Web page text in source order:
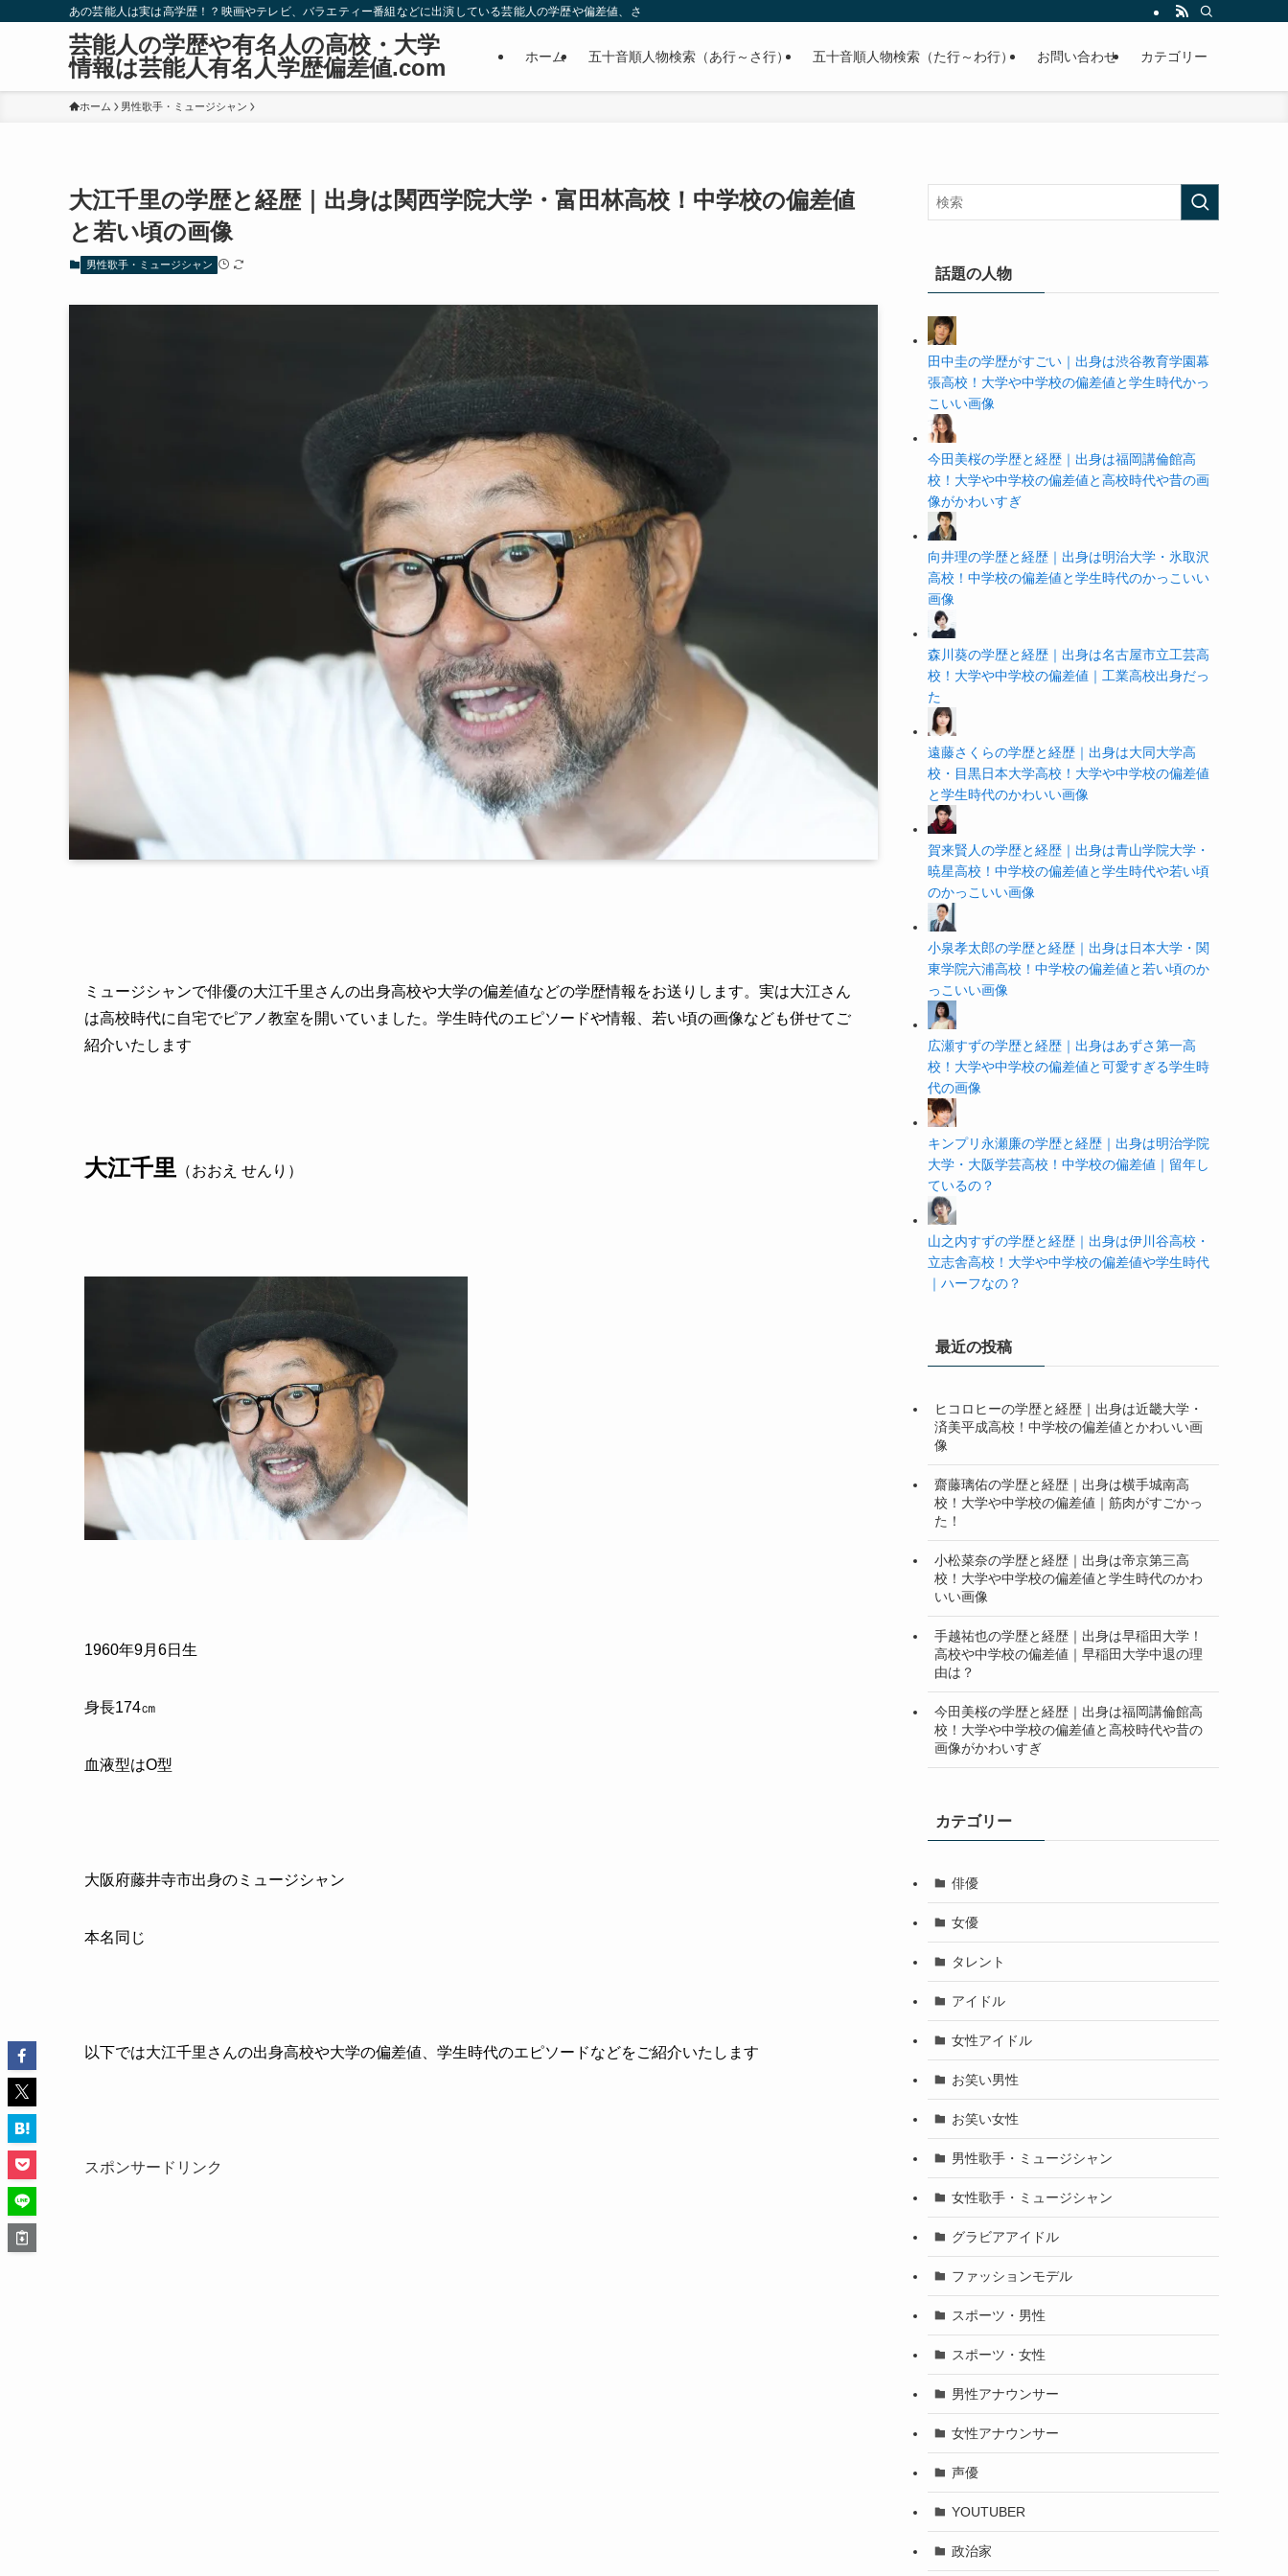
あの芸能人は実は高学歴！？映画やテレビ、バラエティー番組などに出演している芸能人の学歴や偏差値、さらに政治家やスポーツ選手などの有名人の学歴や高校・大学の偏差値まで紹介していきます。
芸能人の学歴や有名人の高校・大学
情報は芸能人有名人学歴偏差値.com
ホーム 五十音順人物検索（あ行～さ行） 五十音順人物検索（た行～わ行） お問い合わせ カテゴリー
ホーム 男性歌手・ミュージシャン
大江千里の学歴と経歴｜出身は関西学院大学・富田林高校！中学校の偏差値
と若い頃の画像
男性歌手・ミュージシャン
ミュージシャンで俳優の大江千里さんの出身高校や大学の偏差値などの学歴情報をお送りします。実は大江さん
は高校時代に自宅でピアノ教室を開いていました。学生時代のエピソードや情報、若い頃の画像なども併せてご
紹介いたします
大江千里 （おおえ せんり）
1960年9月6日生
身長174㎝
血液型はO型
大阪府藤井寺市出身のミュージシャン
本名同じ
以下では大江千里さんの出身高校や大学の偏差値、学生時代のエピソードなどをご紹介いたします
スポンサードリンク
話題の人物
田中圭の学歴がすごい｜出身は渋谷教育学園幕
張高校！大学や中学校の偏差値と学生時代かっ
こいい画像
今田美桜の学歴と経歴｜出身は福岡講倫館高
校！大学や中学校の偏差値と高校時代や昔の画
像がかわいすぎ
向井理の学歴と経歴｜出身は明治大学・氷取沢
高校！中学校の偏差値と学生時代のかっこいい
画像
森川葵の学歴と経歴｜出身は名古屋市立工芸高
校！大学や中学校の偏差値｜工業高校出身だっ
た
遠藤さくらの学歴と経歴｜出身は大同大学高
校・目黒日本大学高校！大学や中学校の偏差値
と学生時代のかわいい画像
賀来賢人の学歴と経歴｜出身は青山学院大学・
暁星高校！中学校の偏差値と学生時代や若い頃
のかっこいい画像
小泉孝太郎の学歴と経歴｜出身は日本大学・関
東学院六浦高校！中学校の偏差値と若い頃のか
っこいい画像
広瀬すずの学歴と経歴｜出身はあずさ第一高
校！大学や中学校の偏差値と可愛すぎる学生時
代の画像
キンプリ永瀬廉の学歴と経歴｜出身は明治学院
大学・大阪学芸高校！中学校の偏差値｜留年し
ているの？
山之内すずの学歴と経歴｜出身は伊川谷高校・
立志舎高校！大学や中学校の偏差値や学生時代
｜ハーフなの？
最近の投稿
ヒコロヒーの学歴と経歴｜出身は近畿大学・
済美平成高校！中学校の偏差値とかわいい画
像
齋藤璃佑の学歴と経歴｜出身は横手城南高
校！大学や中学校の偏差値｜筋肉がすごかっ
た！
小松菜奈の学歴と経歴｜出身は帝京第三高
校！大学や中学校の偏差値と学生時代のかわ
いい画像
手越祐也の学歴と経歴｜出身は早稲田大学！
高校や中学校の偏差値｜早稲田大学中退の理
由は？
今田美桜の学歴と経歴｜出身は福岡講倫館高
校！大学や中学校の偏差値と高校時代や昔の
画像がかわいすぎ
カテゴリー
俳優
女優
タレント
アイドル
女性アイドル
お笑い男性
お笑い女性
男性歌手・ミュージシャン
女性歌手・ミュージシャン
グラビアアイドル
ファッションモデル
スポーツ・男性
スポーツ・女性
男性アナウンサー
女性アナウンサー
声優
YOUTUBER
政治家